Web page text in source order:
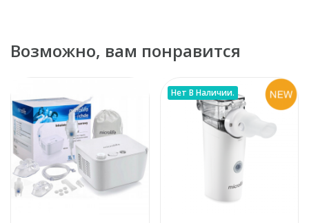
Возможно, вам понравится
Нет В Наличии.